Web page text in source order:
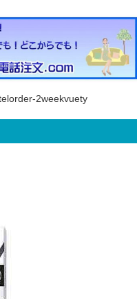
2weekvuety